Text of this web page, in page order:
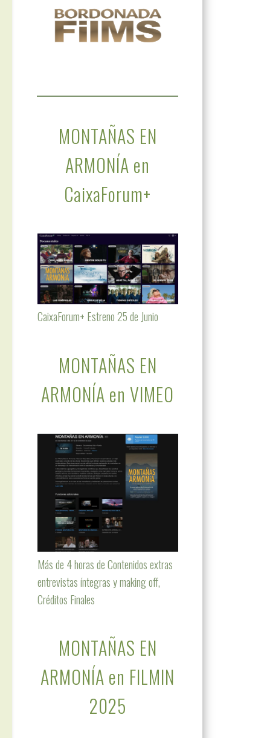
MONTAÑAS EN
ARMONÍA en
CaixaForum+
CaixaForum+ Estreno 25 de Junio
MONTAÑAS EN
ARMONÍA en VIMEO
Más de 4 horas de Contenidos extras
entrevistas íntegras y making off,
Créditos Finales
MONTAÑAS EN
ARMONÍA en FILMIN
2025